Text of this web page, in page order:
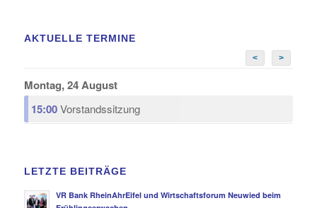
AKTUELLE TERMINE
< >
Montag, 24 August
15:00Vorstandssitzung
LETZTE BEITRÄGE
VR Bank RheinAhrEifel und Wirtschaftsforum Neuwied beim